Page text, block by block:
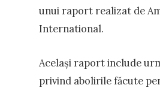
unui raport realizat de
International.
Același raport include
privind abolirile făcute